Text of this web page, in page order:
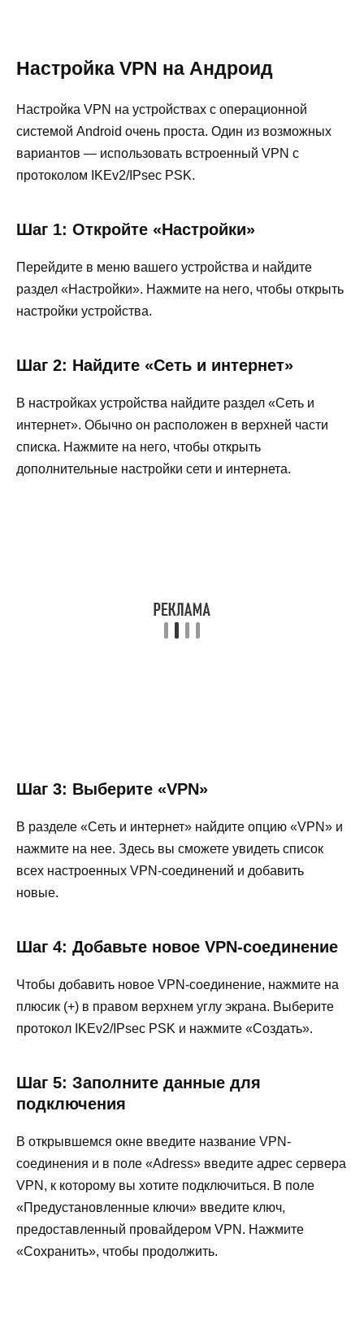
Настройка VPN на Андроид
Настройка VPN на устройствах с операционной
системой Android очень проста. Один из возможных
вариантов — использовать встроенный VPN с
протоколом IKEv2/IPsec PSK.
Шаг 1: Откройте «Настройки»
Перейдите в меню вашего устройства и найдите
раздел «Настройки». Нажмите на него, чтобы открыть
настройки устройства.
Шаг 2: Найдите «Сеть и интернет»
В настройках устройства найдите раздел «Сеть и
интернет». Обычно он расположен в верхней части
списка. Нажмите на него, чтобы открыть
дополнительные настройки сети и интернета.
Шаг 3: Выберите «VPN»
В разделе «Сеть и интернет» найдите опцию «VPN» и
нажмите на нее. Здесь вы сможете увидеть список
всех настроенных VPN-соединений и добавить
новые.
Шаг 4: Добавьте новое VPN-соединение
Чтобы добавить новое VPN-соединение, нажмите на
плюсик (+) в правом верхнем углу экрана. Выберите
протокол IKEv2/IPsec PSK и нажмите «Создать».
Шаг 5: Заполните данные для
подключения
В открывшемся окне введите название VPN-
соединения и в поле «Adress» введите адрес сервера
VPN, к которому вы хотите подключиться. В поле
«Предустановленные ключи» введите ключ,
предоставленный провайдером VPN. Нажмите
«Сохранить», чтобы продолжить.